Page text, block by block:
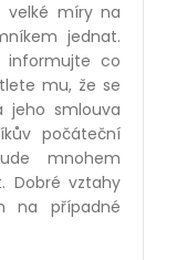
velké míry na
jednat.
co
mu, že se
jeho smlouva
počáteční
mnohem
Dobré vztahy
na případné